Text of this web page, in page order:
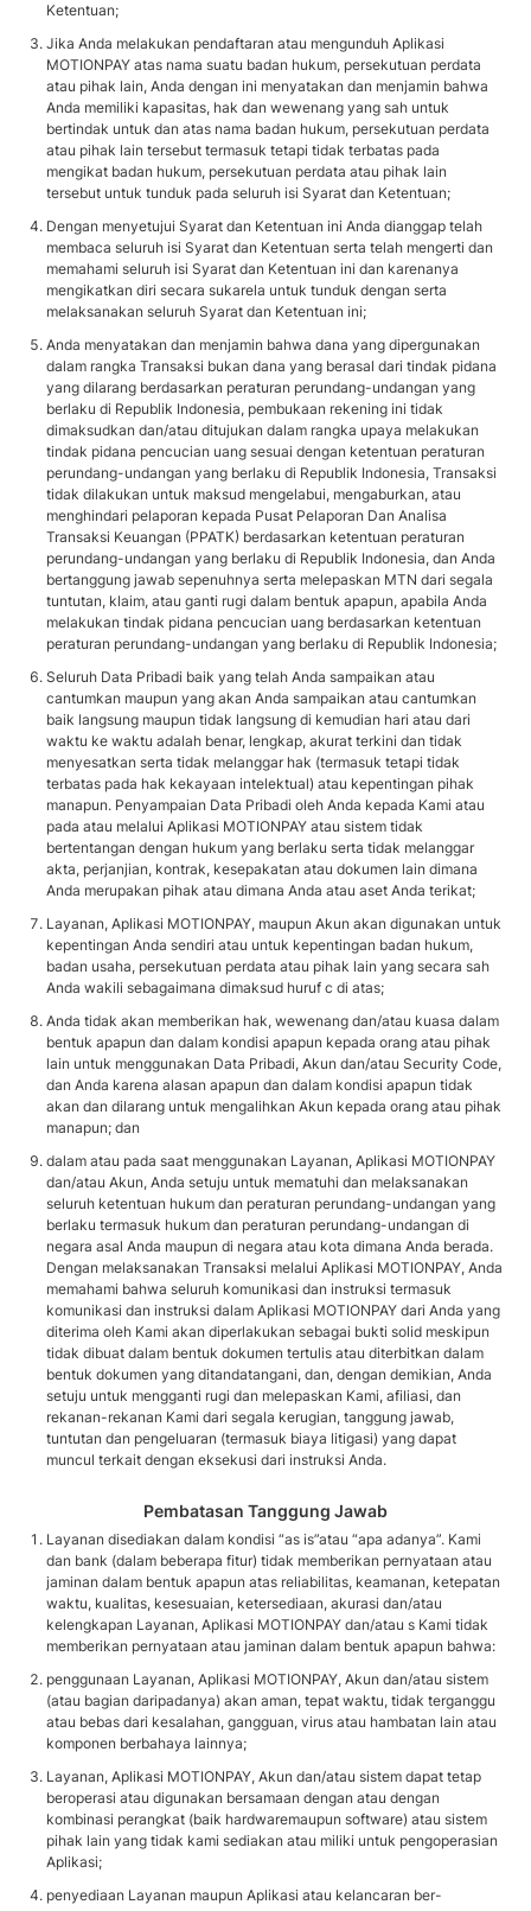
Ketentuan;
Jika Anda melakukan pendaftaran atau mengunduh Aplikasi
MOTIONPAY atas nama suatu badan hukum, persekutuan perdata
atau pihak lain, Anda dengan ini menyatakan dan menjamin bahwa
Anda memiliki kapasitas, hak dan wewenang yang sah untuk
bertindak untuk dan atas nama badan hukum, persekutuan perdata
atau pihak lain tersebut termasuk tetapi tidak terbatas pada
mengikat badan hukum, persekutuan perdata atau pihak lain
tersebut untuk tunduk pada seluruh isi Syarat dan Ketentuan;
Dengan menyetujui Syarat dan Ketentuan ini Anda dianggap telah
membaca seluruh isi Syarat dan Ketentuan serta telah mengerti dan
memahami seluruh isi Syarat dan Ketentuan ini dan karenanya
mengikatkan diri secara sukarela untuk tunduk dengan serta
melaksanakan seluruh Syarat dan Ketentuan ini;
Anda menyatakan dan menjamin bahwa dana yang dipergunakan
dalam rangka Transaksi bukan dana yang berasal dari tindak pidana
yang dilarang berdasarkan peraturan perundang-undangan yang
berlaku di Republik Indonesia, pembukaan rekening ini tidak
dimaksudkan dan/atau ditujukan dalam rangka upaya melakukan
tindak pidana pencucian uang sesuai dengan ketentuan peraturan
perundang-undangan yang berlaku di Republik Indonesia, Transaksi
tidak dilakukan untuk maksud mengelabui, mengaburkan, atau
menghindari pelaporan kepada Pusat Pelaporan Dan Analisa
Transaksi Keuangan (PPATK) berdasarkan ketentuan peraturan
perundang-undangan yang berlaku di Republik Indonesia, dan Anda
bertanggung jawab sepenuhnya serta melepaskan MTN dari segala
tuntutan, klaim, atau ganti rugi dalam bentuk apapun, apabila Anda
melakukan tindak pidana pencucian uang berdasarkan ketentuan
peraturan perundang-undangan yang berlaku di Republik Indonesia;
Seluruh Data Pribadi baik yang telah Anda sampaikan atau
cantumkan maupun yang akan Anda sampaikan atau cantumkan
baik langsung maupun tidak langsung di kemudian hari atau dari
waktu ke waktu adalah benar, lengkap, akurat terkini dan tidak
menyesatkan serta tidak melanggar hak (termasuk tetapi tidak
terbatas pada hak kekayaan intelektual) atau kepentingan pihak
manapun. Penyampaian Data Pribadi oleh Anda kepada Kami atau
pada atau melalui Aplikasi MOTIONPAY atau sistem tidak
bertentangan dengan hukum yang berlaku serta tidak melanggar
akta, perjanjian, kontrak, kesepakatan atau dokumen lain dimana
Anda merupakan pihak atau dimana Anda atau aset Anda terikat;
Layanan, Aplikasi MOTIONPAY, maupun Akun akan digunakan untuk
kepentingan Anda sendiri atau untuk kepentingan badan hukum,
badan usaha, persekutuan perdata atau pihak lain yang secara sah
Anda wakili sebagaimana dimaksud huruf c di atas;
Anda tidak akan memberikan hak, wewenang dan/atau kuasa dalam
bentuk apapun dan dalam kondisi apapun kepada orang atau pihak
lain untuk menggunakan Data Pribadi, Akun dan/atau Security Code,
dan Anda karena alasan apapun dan dalam kondisi apapun tidak
akan dan dilarang untuk mengalihkan Akun kepada orang atau pihak
manapun; dan
dalam atau pada saat menggunakan Layanan, Aplikasi MOTIONPAY
dan/atau Akun, Anda setuju untuk mematuhi dan melaksanakan
seluruh ketentuan hukum dan peraturan perundang-undangan yang
berlaku termasuk hukum dan peraturan perundang-undangan di
negara asal Anda maupun di negara atau kota dimana Anda berada.
Dengan melaksanakan Transaksi melalui Aplikasi MOTIONPAY, Anda
memahami bahwa seluruh komunikasi dan instruksi termasuk
komunikasi dan instruksi dalam Aplikasi MOTIONPAY dari Anda yang
diterima oleh Kami akan diperlakukan sebagai bukti solid meskipun
tidak dibuat dalam bentuk dokumen tertulis atau diterbitkan dalam
bentuk dokumen yang ditandatangani, dan, dengan demikian, Anda
setuju untuk mengganti rugi dan melepaskan Kami, afiliasi, dan
rekanan-rekanan Kami dari segala kerugian, tanggung jawab,
tuntutan dan pengeluaran (termasuk biaya litigasi) yang dapat
muncul terkait dengan eksekusi dari instruksi Anda.
Pembatasan Tanggung Jawab
Layanan disediakan dalam kondisi “as is”atau “apa adanya”. Kami
dan bank (dalam beberapa fitur) tidak memberikan pernyataan atau
jaminan dalam bentuk apapun atas reliabilitas, keamanan, ketepatan
waktu, kualitas, kesesuaian, ketersediaan, akurasi dan/atau
kelengkapan Layanan, Aplikasi MOTIONPAY dan/atau s Kami tidak
memberikan pernyataan atau jaminan dalam bentuk apapun bahwa:
penggunaan Layanan, Aplikasi MOTIONPAY, Akun dan/atau sistem
(atau bagian daripadanya) akan aman, tepat waktu, tidak terganggu
atau bebas dari kesalahan, gangguan, virus atau hambatan lain atau
komponen berbahaya lainnya;
Layanan, Aplikasi MOTIONPAY, Akun dan/atau sistem dapat tetap
beroperasi atau digunakan bersamaan dengan atau dengan
kombinasi perangkat (baik hardwaremaupun software) atau sistem
pihak lain yang tidak kami sediakan atau miliki untuk pengoperasian
Aplikasi;
penyediaan Layanan maupun Aplikasi atau kelancaran ber-